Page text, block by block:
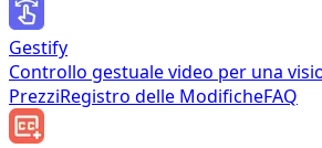
Gestify
Controllo gestuale video per una
PrezziRegistro delle ModificheFAQ